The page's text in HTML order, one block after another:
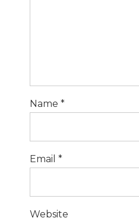
Name *
Email *
Website